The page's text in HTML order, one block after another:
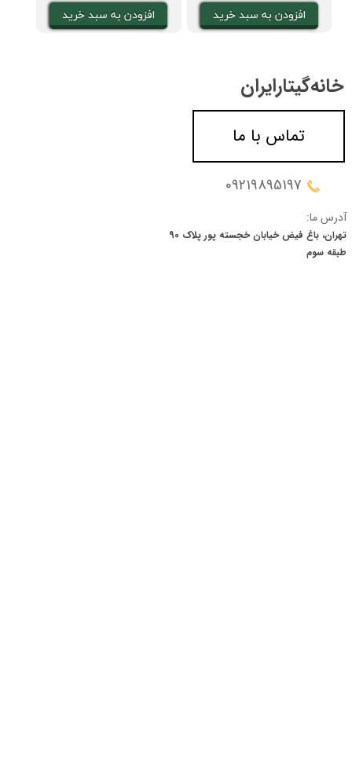
افزودن به سبد خرید افزودن به سبد خرید
خانه‌گیتار‌ایران
09219895197
آدرس ما:
تهران، باغ فیض خیابان خجسته پور پلاک 90
​​​​​​​طبقه سوم
تماس با ما